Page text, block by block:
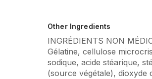
Other Ingredients
INGRÉDIENTS NON
Gélatine, cellulose
sodique, acide stéarique,
(source végétale), dioxyde